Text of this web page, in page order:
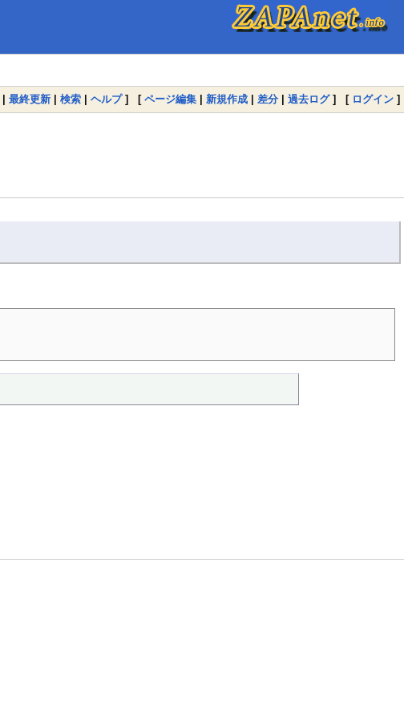
| 最終更新 | 検索 | ヘルプ] [ ページ編集 | 新規作成 | 差分 | 過去ログ] [ ログイン ]